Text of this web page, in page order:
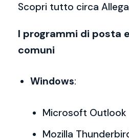
Scopri tutto circa
I programmi di posta
comuni
Windows:
Microsoft Outlook
Mozilla